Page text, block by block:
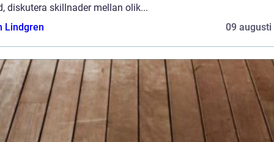
diskutera skillnader mellan olik...
Lindgren
09 augusti